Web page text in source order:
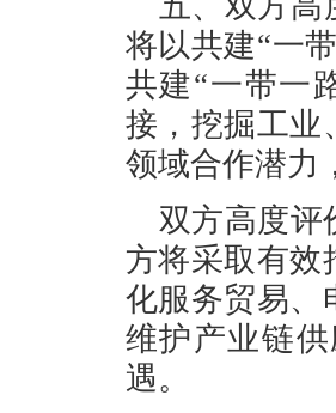
将以共建“一
共建“一带一
接，挖掘工业
领域合作潜力
双方高度评
方将采取有效
化服务贸易、
维护产业链
遇。